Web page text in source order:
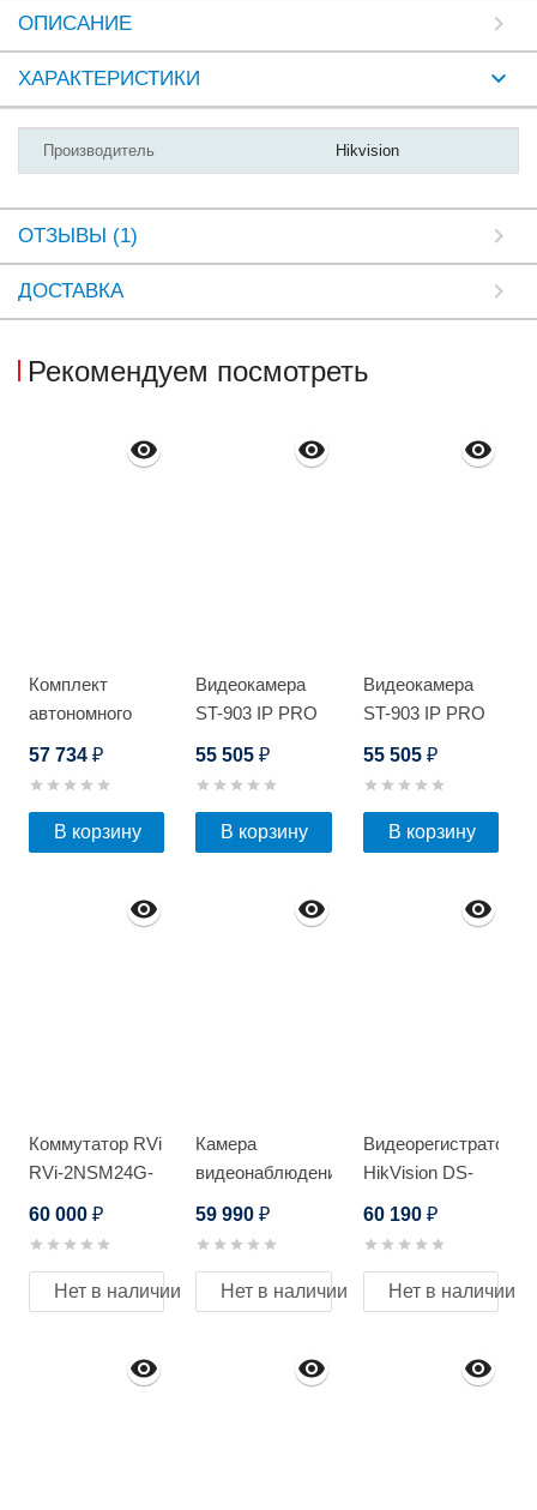
ОПИСАНИЕ
ХАРАКТЕРИСТИКИ
Производитель Hikvision
ОТЗЫВЫ (1)
ДОСТАВКА
Рекомендуем посмотреть
Комплект
автономного
57 734 ₽
В корзину
Видеокамера
ST-903 IP PRO
55 505₽
В корзину
Видеокамера
ST-903 IP PRO
55 505 ₽
В корзину
Коммутатор RVi
RVi-2NSM24G-
60 000 ₽
Нет в наличии
Камера
видеонаблюдения
59 990₽
Нет в наличии
Видеорегистратор
HikVision DS-
60 190 ₽
Нет в наличии